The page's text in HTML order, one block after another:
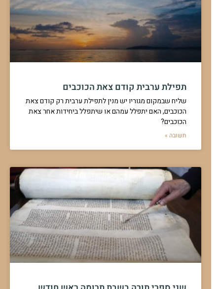
אורז ובשר על מי מברכים קודם
לארוחת הצהרייים הוגש לי בשר ואורז יחד, על מה יש לברך ראשון